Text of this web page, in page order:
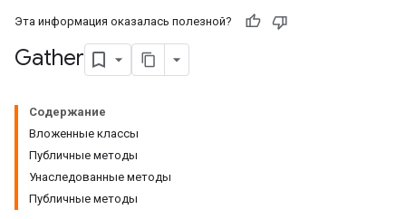
Эта информация оказалась полезной?
Gather
Содержание
Вложенные классы
Публичные методы
Унаследованные методы
Публичные методы